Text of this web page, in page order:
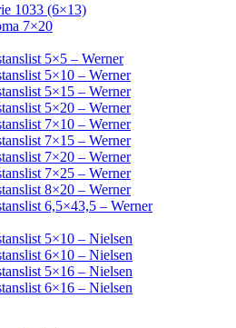
1033 (6×13)
7×20
5×5 – Werner
5×10 – Werner
5×15 – Werner
5×20 – Werner
7×10 – Werner
7×15 – Werner
7×20 – Werner
7×25 – Werner
8×20 – Werner
6,5×43,5 – Werner
5×10 – Nielsen
6×10 – Nielsen
5×16 – Nielsen
6×16 – Nielsen